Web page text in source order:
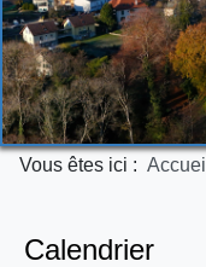
Vous êtes ici : Accueil
Calendrier